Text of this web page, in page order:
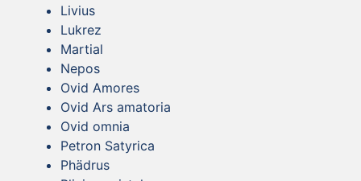
Livius
Lukrez
Martial
Nepos
Ovid Amores
Ovid Ars amatoria
Ovid omnia
Petron Satyrica
Phädrus